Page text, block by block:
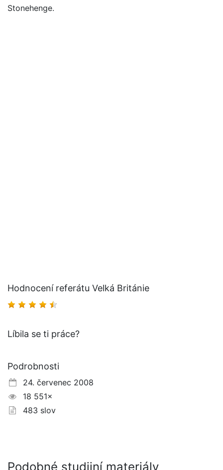
Stonehenge.
Hodnocení referátu Velká Británie
Líbila se ti práce?
Podrobnosti
24. červenec 2008
18 551×
483 slov
Podobné studijní materiály